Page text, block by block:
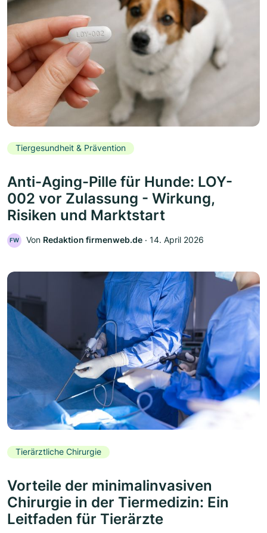
Tiergesundheit & Prävention
Anti-Aging-Pille für Hunde: LOY-
002 vor Zulassung - Wirkung,
Risiken und Marktstart
FW Von Redaktion firmenweb.de ‧ 14. April 2026
Tierärztliche Chirurgie
Vorteile der minimalinvasiven
Chirurgie in der Tiermedizin: Ein
Leitfaden für Tierärzte